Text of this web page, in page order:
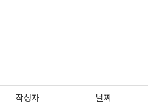
작성자 날짜